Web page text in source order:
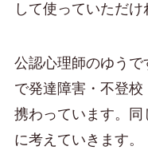
して使っていただけ
公認心理師のゆう
で発達障害・不登
携わっています。
に考えていきます。